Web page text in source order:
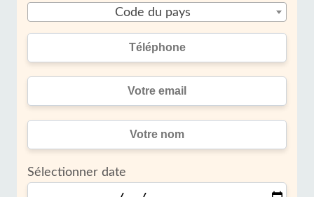
Code du pays
Sélectionner date